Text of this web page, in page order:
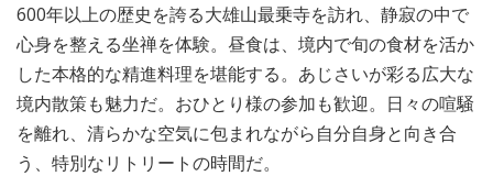
600年以上の歴史を誇る大雄山最乗寺を訪れ、静寂の中で
心身を整える坐禅を体験。昼食は、境内で旬の食材を活か
した本格的な精進料理を堪能する。あじさいが彩る広大な
境内散策も魅力だ。おひとり様の参加も歓迎。日々の喧騒
を離れ、清らかな空気に包まれながら自分自身と向き合
う、特別なリトリートの時間だ。